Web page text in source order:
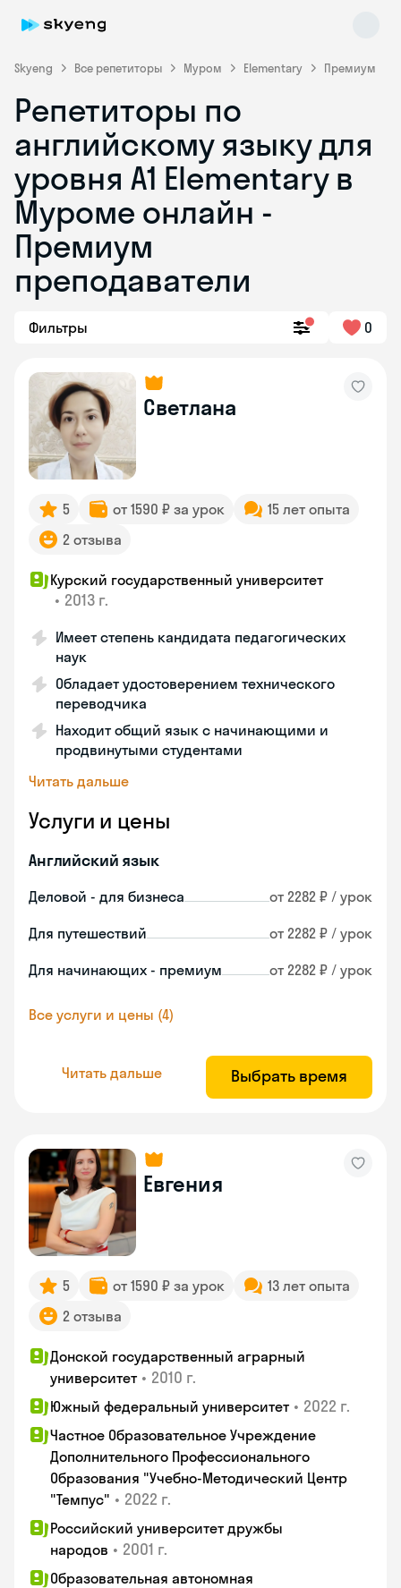
Skyeng Все репетиторы Муром Elementary Премиум
Репетиторы по
английскому языку для
уровня A1 Elementary в
Муроме онлайн -
Премиум
преподаватели
Фильтры 0
Светлана
5 от 1590 ₽ за урок
15 лет опыта
2 отзыва
Курский государственный университет
• 2013 г.
Имеет степень кандидата педагогических
наук
Обладает удостоверением технического
переводчика
Находит общий язык с начинающими и
продвинутыми студентами
Читать дальше
Услуги и цены
Английский язык
Деловой - для бизнеса от 2282 ₽ / урок
Для путешествий от 2282 ₽ / урок
Для начинающих - премиум от 2282 ₽ / урок
Все услуги и цены (4)
Читать дальше Выбрать время
Евгения
5 от 1590 ₽ за урок
13 лет опыта
2 отзыва
Донской государственный аграрный
университет • 2010 г.
Южный федеральный университет • 2022 г.
Частное Образовательное Учреждение
Дополнительного Профессионального
Образования "Учебно-Методический Центр
"Темпус" • 2022 г.
Российский университет дружбы
народов • 2001 г.
Образовательная автономная
Skyeng Chat
online